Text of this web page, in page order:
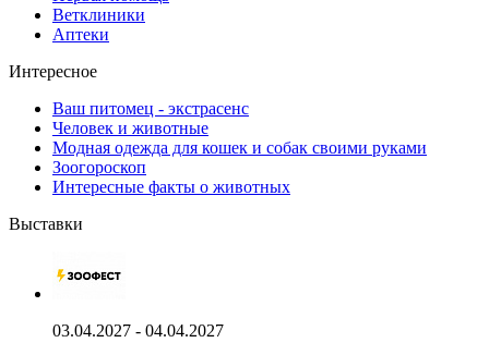
Ветклиники
Аптеки
Интересное
Ваш питомец - экстрасенс
Человек и животные
Модная одежда для кошек и собак своими руками
Зоогороскоп
Интересные факты о животных
Выставки
03.04.2027 - 04.04.2027